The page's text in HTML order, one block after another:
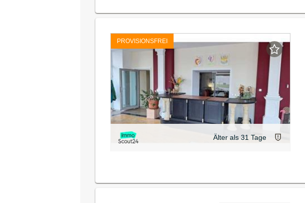
PROVISIONSFREI
Älter als 31 Tage